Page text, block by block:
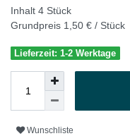
Inhalt 4 Stück
Grundpreis 1,50 € / Stück
Lieferzeit: 1-2 Werktage
Wunschliste